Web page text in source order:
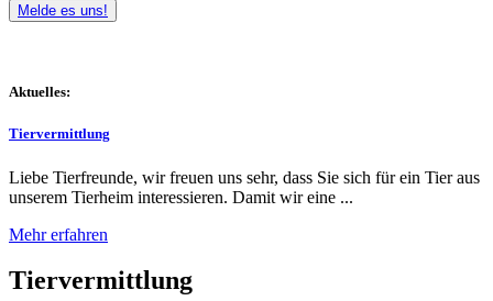
Melde es uns!
Aktuelles:
Tiervermittlung
Liebe Tierfreunde, wir freuen uns sehr, dass Sie sich für ein Tier aus
unserem Tierheim interessieren. Damit wir eine ...
Mehr erfahren
Tiervermittlung